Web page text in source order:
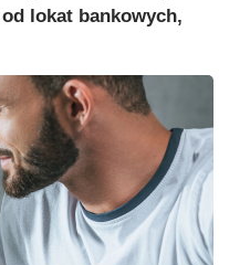
lokat bankowych,